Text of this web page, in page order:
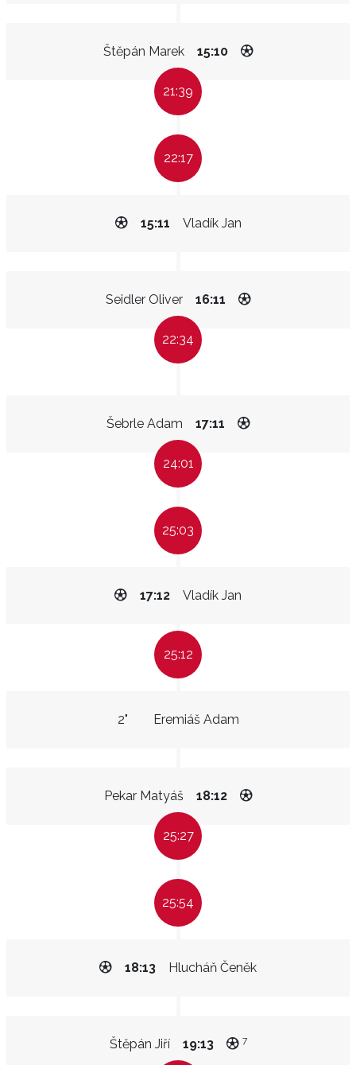
Štěpán Marek 15:10
21:39
22:17
Vladík Jan
15:11
Seidler Oliver 16:11
22:34
Šebrle Adam 17:11
24:01
25:03
Vladík Jan
17:12
25:12
Eremiáš Adam
2"
Pekar Matyáš 18:12
25:27
25:54
Hlucháň Čeněk
18:13
Štěpán Jiří 19:13 7